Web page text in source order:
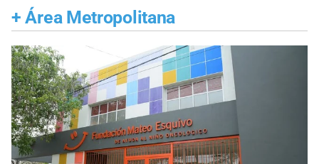
+ Área Metropolitana